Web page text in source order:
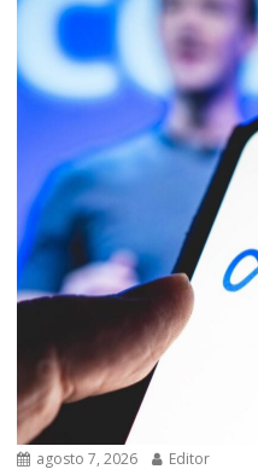
agosto 7, 2026 Editor